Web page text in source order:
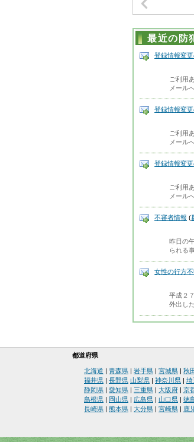
最近の防
登録情報変
ご利用
メール
登録情報変
ご利用
メール
登録情報変
ご利用
メール
不審者情報 (
昨日の
られる
女性の行方
平成２
外出し
都道府県
北海道 青森県 岩手県 宮城県 秋
福井県
長野県 山梨県 神奈川県 埼
静岡県
愛知県 三重県 大阪府 京
島根県
岡山県 広島県 山口県 徳
長崎県
熊本県 大分県 宮崎県 鹿